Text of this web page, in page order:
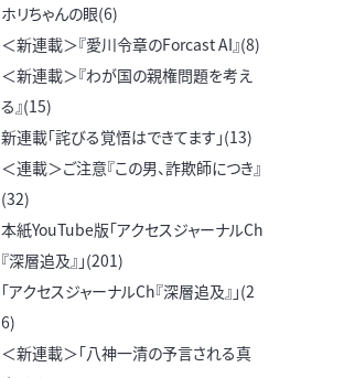
ホリちゃんの眼(6)
＜新連載＞『愛川令章のForcast AI』(8)
＜新連載＞『わが国の親権問題を考え
る』(15)
新連載「詫びる覚悟はできてます」(13)
＜連載＞ご注意『この男、詐欺師につき』
(32)
本紙YouTube版「アクセスジャーナルCh
『深層追及』」(201)
「アクセスジャーナルCh『深層追及』」(2
6)
＜新連載＞「八神一清の予言される真